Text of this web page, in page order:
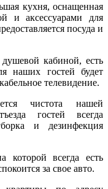
кухня, оснащенная
и аксессуарами для
посуда и
кабиной, есть
наших гостей будет
телевидение.
чистота нашей
гостей всегда
и дезинфекция
которой всегда есть
за свое авто.